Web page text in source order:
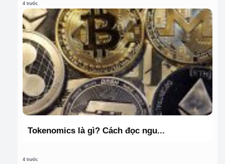
4 trước
Tokenomics là gì? Cách đọc ngu...
4 trước